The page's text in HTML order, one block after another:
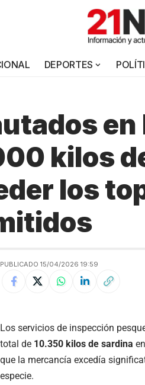
DEPORTES
en
kilos
los
PUBLICADO 15/04/2026 19:59
Los servicios de inspección
total de 10.350 kilos de sardina
que la mercancía excedía
especie.